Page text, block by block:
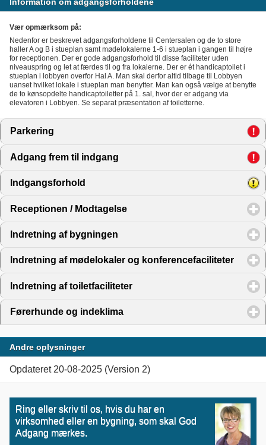
Information om adgangsforholdene
Vær opmærksom på:
Nedenfor er beskrevet adgangsforholdene til Centersalen og de to store
haller A og B i stueplan samt mødelokalerne 1-6 i stueplan i gangen til højre
for receptionen. Der er gode adgangsforhold til disse faciliteter uden
niveauspring og let at færdes til og fra lokalerne. Der er ét handicaptoilet i
stueplan i lobbyen overfor Hal A. Man skal derfor altid tilbage til Lobbyen
uanset hvilket lokale i stueplan man benytter. Man kan også vælge at benytte
de to kønsopdelte handicaptoiletter på 1. sal, hvor der er adgang via
elevatoren i Lobbyen. Se separat præsentation af toiletterne.
Parkering
Adgang frem til indgang
Indgangsforhold
Receptionen / Modtagelse
Indretning af bygningen
Indretning af mødelokaler og konferencefaciliteter click
Indretning af toiletfaciliteter
Førerhunde og indeklima
Andre oplysninger
Opdateret 20-08-2025 (Version 2)
Ring eller skriv til os, hvis du har en
virksomhed eller en bygning, som skal God
Adgang mærkes.